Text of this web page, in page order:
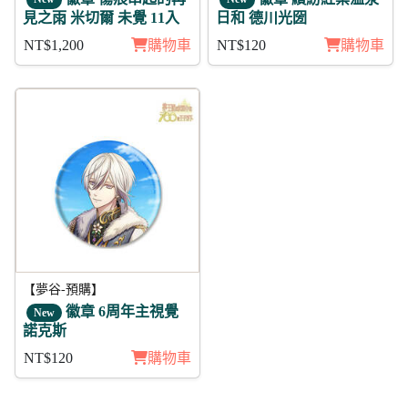
見之雨 米切爾 未覺 11入
NT$1,200
購物車
日和 德川光圀
NT$120
購物車
【夢谷-預購】
New 徽章 6周年主視覺
諾克斯
NT$120
購物車